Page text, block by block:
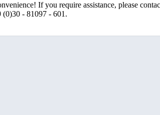
If you require assistance, please
(0)30 - 81097 - 601.